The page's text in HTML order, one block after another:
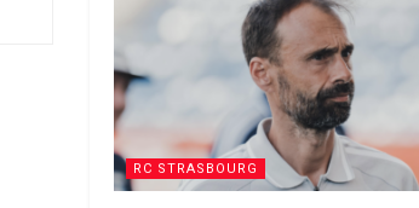
RC STRASBOURG